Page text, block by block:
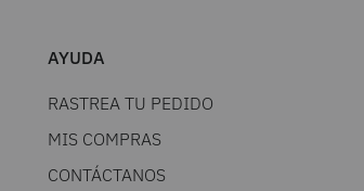
AYUDA
RASTREA TU PEDIDO
MIS COMPRAS
CONTÁCTANOS